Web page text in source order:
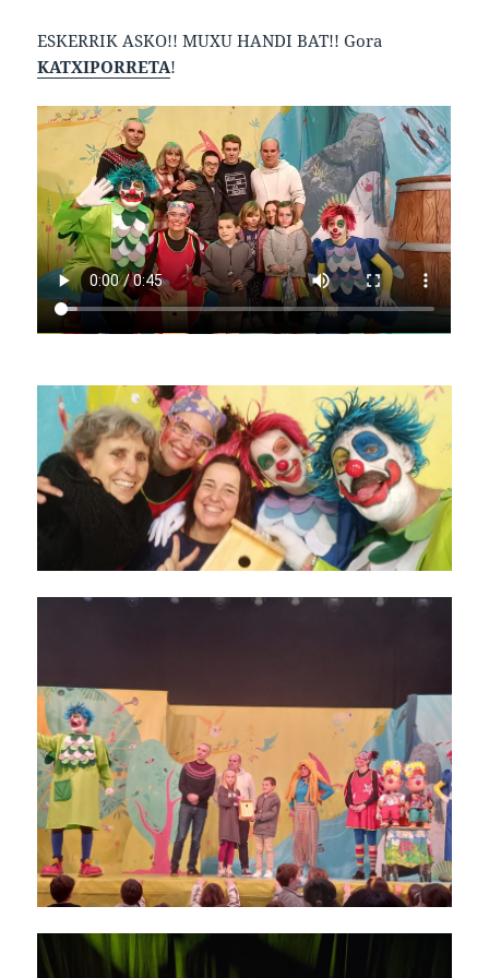
ESKERRIK ASKO!! MUXU HANDI BAT!! Gora
KATXIPORRETA!